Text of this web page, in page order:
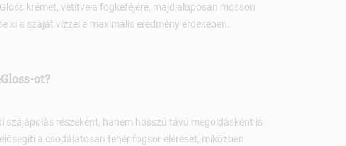
krémet, vetítve a fogkeféjére, majd alaposan mosson
a száját vízzel a maximális eredmény érdekében.
ot?
szájápolás részeként, hanem hosszú távú megoldásként is
a csodálatosan fehér fogsor elérését, miközben